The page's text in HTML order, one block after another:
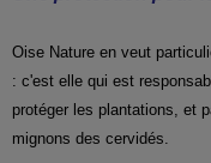
Oise Nature en veut
: c'est elle qui est
protéger les plantations, et
mignons des cervidés.